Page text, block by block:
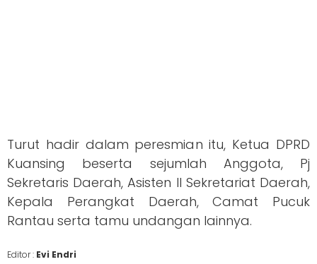
Turut hadir dalam peresmian itu, Ketua DPRD
Kuansing beserta sejumlah Anggota, Pj
Sekretaris Daerah, Asisten II Sekretariat Daerah,
Kepala Perangkat Daerah, Camat Pucuk
Rantau serta tamu undangan lainnya.
Editor : Evi Endri